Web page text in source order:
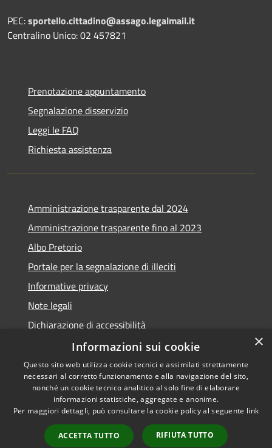
PEC:sportello.cittadino@assago.legalmail.it
Centralino Unico: 02 457821
Prenotazione appuntamento
Segnalazione disservizio
Leggi le FAQ
Richiesta assistenza
Amministrazione trasparente dal 2024
Amministrazione trasparente fino al 2023
Albo Pretorio
Portale per la segnalazione di illeciti
Informative privacy
Note legali
Dichiarazione di accessibilità
Segnalazioni di inaccessibilità
RSS
Accessibilità
Copyright © 2026 • Comune di
Municipium•
Accesso
×
Informazioni sui cookie
Questo sito web utilizza cookie tecnici e assimilati strettamente
necessari al corretto funzionamento e alla navigazione del sito,
nonché un cookie tecnico analitico al solo fine di elaborare
informazioni statistiche, aggregate e anonime.
Per maggiori dettagli, può consultare la cookie policy al seguente link
ACCETTA TUTTO RIFIUTA TUTTO